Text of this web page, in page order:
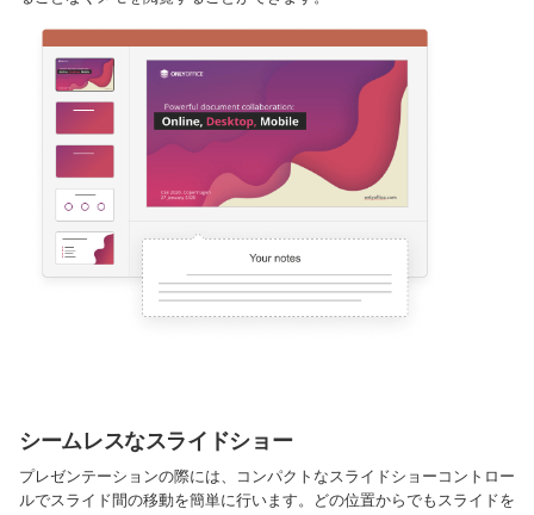
シームレスなスライドショー
プレゼンテーションの際には、コンパクトなスライドショーコントロー
ルでスライド間の移動を簡単に行います。どの位置からでもスライドを